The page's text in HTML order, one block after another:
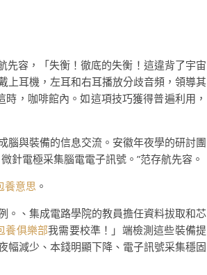
先容，「失衡！徹底的失衡！這違背了宇宙
上耳機，左耳和右耳播放分歧音頻，領導其
，咖啡館內。如這項技巧獲得普遍利用，
腦與裝備的信息交流。安徽年夜學的研討團
針電極采集腦電電子訊號。”范存航先容。
養意思 。
。、集成電路學院的教員擔任資料拔取和芯
養俱樂部我需要校準！」端檢測這些裝備提
幅減少、本錢明顯下降、電子訊號采集穩固